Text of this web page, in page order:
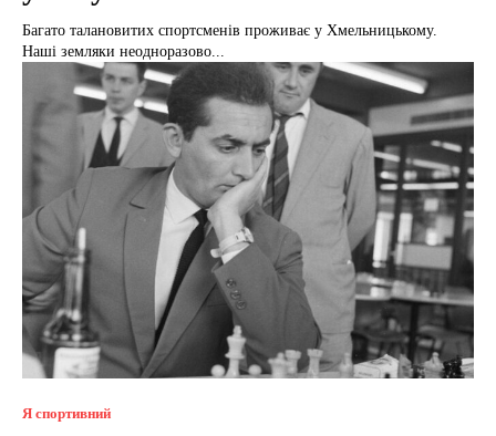
Багато талановитих спортсменів проживає у Хмельницькому.
Наші земляки неодноразово...
Я спортивний